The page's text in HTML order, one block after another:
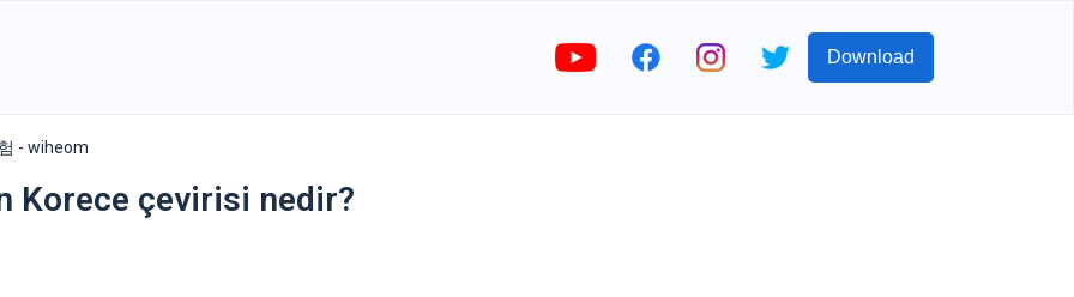
Download
- wiheom
Korece çevirisi nedir?